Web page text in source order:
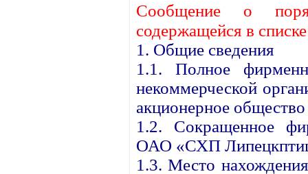
Сообщение о
содержащейся в
1. Общие сведения
1.1. Полное
некоммерческой
акционерное
1.2. Сокращенное
ОАО «СХП
1.3. Место